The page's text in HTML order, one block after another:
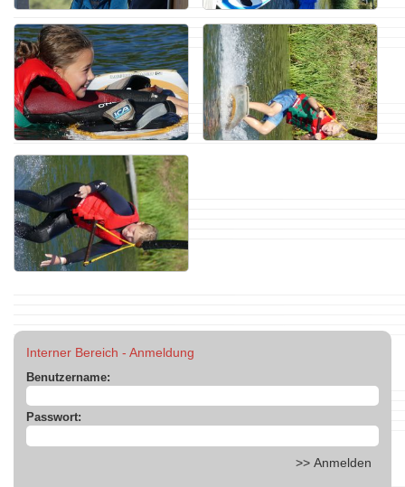
Interner Bereich - Anmeldung
Benutzername:
Passwort: